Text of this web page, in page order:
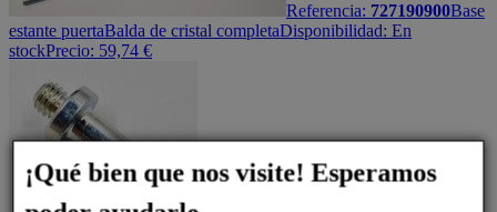
Referencia: 727190900Base
estante puertaBalda de cristal completaDisponibilidad: En
stockPrecio: 59,74 €
¡Qué bien que nos visite! Esperamos